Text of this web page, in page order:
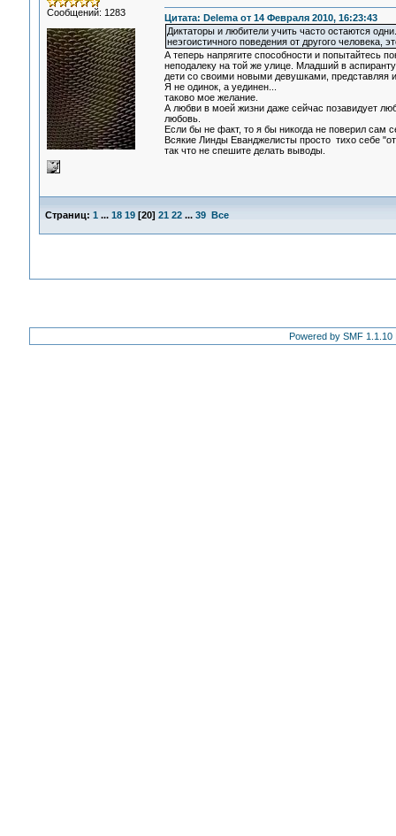
Сообщений: 1283
Цитата: Delema от 14 Февраля 2010, 16:23:43
Диктаторы и любители учить часто остаются
неэгоистичного поведения от другого человека,
А теперь напрягите способности и попытайтесь
неподалеку на той же улице. Младший в
дети со своими новыми девушками, представляя
Я не одинок, а уединен...
таково мое желание.
А любви в моей жизни даже сейчас позавидует
любовь.
Если бы не факт, то я бы никогда не поверил сам
Всякие Линды Еванджелисты просто тихо себе
так что не спешите делать выводы.
Страниц: 1 ... 18 19[20] 21 22 ... 39 Все
Powered by SMF 1.1.10